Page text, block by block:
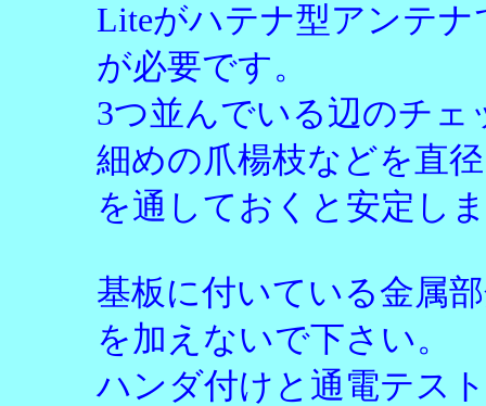
Liteがハテナ型アンテ
が必要です。
3つ並んでいる辺のチ
細めの爪楊枝などを直
を通しておくと安定し
基板に付いている金属
を加えないで下さい。
ハンダ付けと通電テス